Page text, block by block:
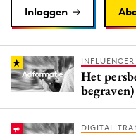
Programmatic
Purpose Marketing
Reputatie & crisis
Inloggen
Het
begraven)
DIGITAL